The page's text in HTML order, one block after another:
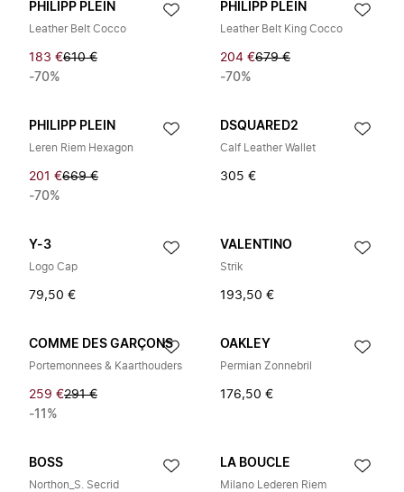
PHILIPP PLEIN
Leather Belt Cocco
183 €610 €
-70%
PHILIPP PLEIN
Leather Belt King Cocco
204 €679 €
-70%
PHILIPP PLEIN
Leren Riem Hexagon
201 €669 €
-70%
DSQUARED2
Calf Leather Wallet
305 €
Y-3
Logo Cap
79,50 €
VALENTINO
Strik
193,50 €
COMME DES GARÇONS
Portemonnees & Kaarthouders
259 €291 €
-11%
OAKLEY
Permian Zonnebril
176,50 €
BOSS
Northon_S. Secrid
LA BOUCLE
Milano Lederen Riem